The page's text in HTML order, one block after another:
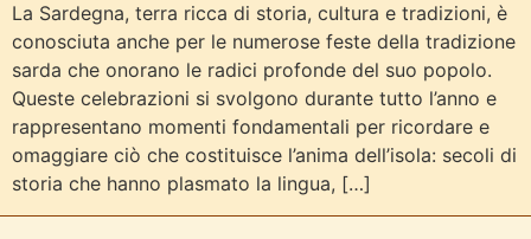
La Sardegna, terra ricca di storia, cultura e tradizioni, è
conosciuta anche per le numerose feste della tradizione
sarda che onorano le radici profonde del suo popolo.
Queste celebrazioni si svolgono durante tutto l’anno e
rappresentano momenti fondamentali per ricordare e
omaggiare ciò che costituisce l’anima dell’isola: secoli di
storia che hanno plasmato la lingua, […]